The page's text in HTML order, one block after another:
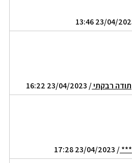
תודה רבקתי/ 23/04/2023 16:22
***
/ 23/04/2023 17:28